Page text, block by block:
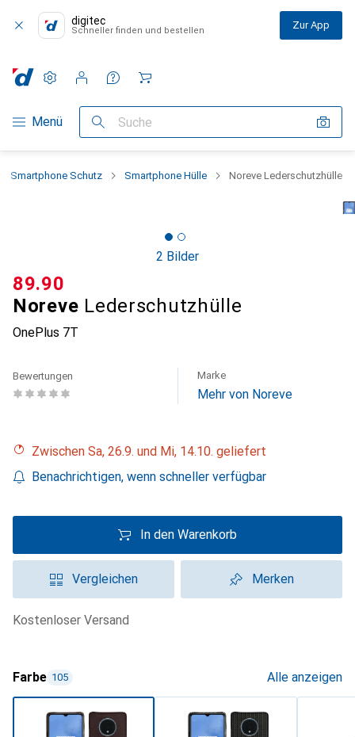
digitec
Schneller finden und bestellen Zur App
Navigation nach Kategorien
Menü Suche
Einstellungen
Kundenkonto
Vergleichslisten
Merklisten
Warenkorb
Smartphone Schutz Smartphone Hülle Noreve Lederschutzhülle
2 Bilder
Noreve Lederschutzhülle
OnePlus 7T
CHF
89.90
Bewertungen Marke
Mehr von Noreve
Zwischen Sa, 26.9. und Mi, 14.10. geliefert
Benachrichtigen, wenn schneller verfügbar
In den Warenkorb
Vergleichen Merken
kostenloser Versand
Farbe 105 Alle anzeigen